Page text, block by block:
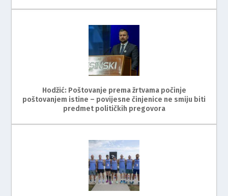
Hodžić: Poštovanje prema žrtvama počinje
poštovanjem istine – povijesne činjenice ne smiju biti
predmet političkih pregovora